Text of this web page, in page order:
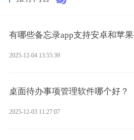
有哪些备忘录app支持安卓和苹
2025-12-04 13:55:39
桌面待办事项管理软件哪个好？
2025-12-03 11:27:07